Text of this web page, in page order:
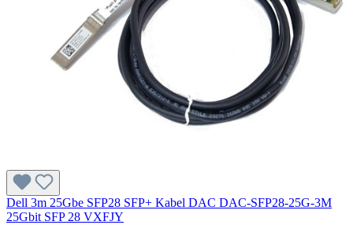
Dell 3m 25Gbe SFP28 SFP+ Kabel DAC DAC-SFP28-25G-3M
25Gbit SFP 28 VXFJY